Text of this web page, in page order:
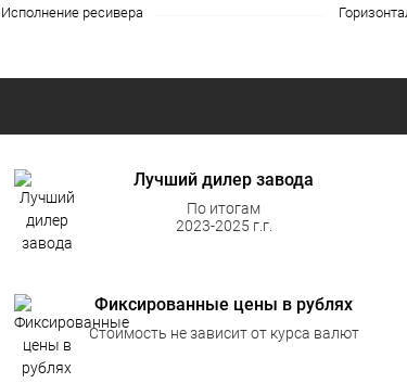
Исполнение ресивера
Лучший дилер завода
По итогам
2023-2025 г.г.
Фиксированные цены в рублях
Стоимость не зависит от курса валют